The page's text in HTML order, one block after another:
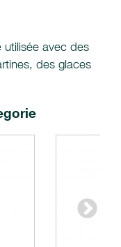
avec des
des glaces